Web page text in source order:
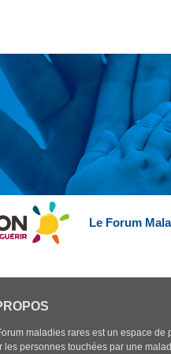
Le Forum
maladies rares est un espace de
les personnes touchées par une